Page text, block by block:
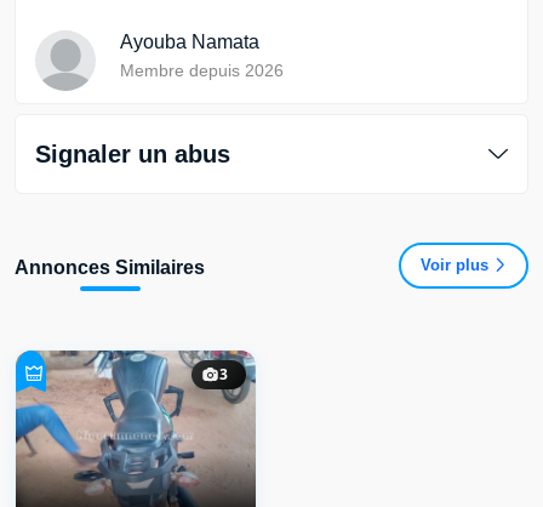
Ayouba Namata
Membre depuis 2026
Signaler un abus
Annonces Similaires Voir plus
3